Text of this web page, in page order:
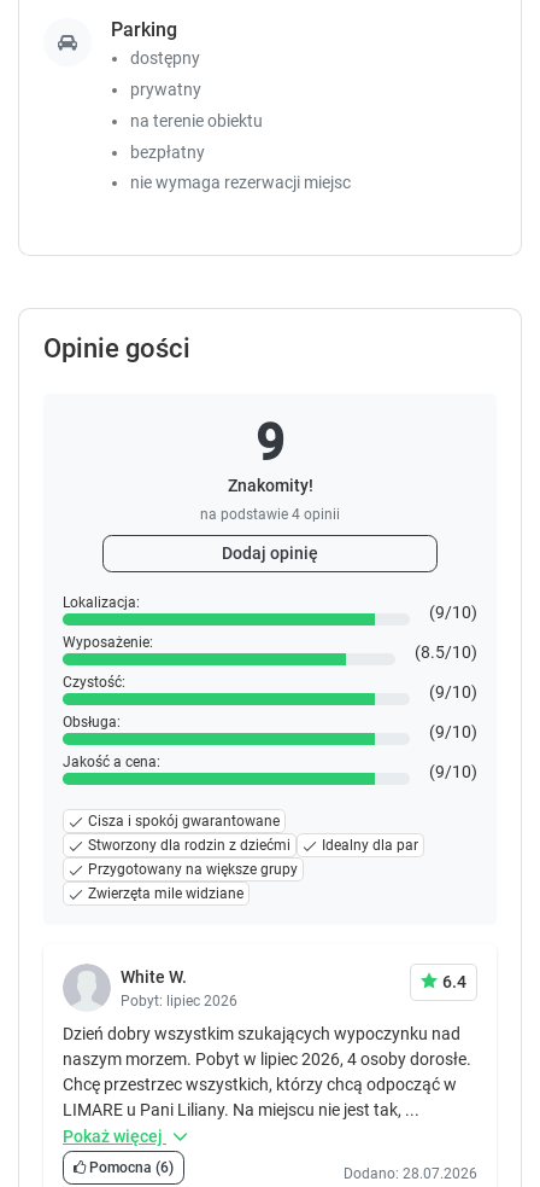
restauracje, kawiarnie, bary, stołówka – 50m basen -
100 m jazda konna - 600 m kort tenisowy - 100 m
poczta - 400 m centrum Dąbek - 400 m
Parking
dostępny
prywatny
na terenie obiektu
bezpłatny
nie wymaga rezerwacji miejsc
Opinie gości
9
Znakomity!
na podstawie 4 opinii
Dodaj opinię
Lokalizacja: (9/10)
Wyposażenie: (8.5/10)
Czystość: (9/10)
Obsługa: (9/10)
Jakość a cena: (9/10)
Cisza i spokój gwarantowane
Stworzony dla rodzin z dziećmi
Idealny dla par
Przygotowany na większe grupy
Zwierzęta mile widziane
White W.
Pobyt: lipiec 2026
6.4
Dzień dobry wszystkim szukających wypoczynku nad
naszym morzem. Pobyt w lipiec 2026, 4 osoby dorosłe.
Chcę przestrzec wszystkich, którzy chcą odpocząć w
LIMARE u Pani Liliany. Na miejscu nie jest tak, ...
Pokaż więcej
Pomocna (6) Dodano: 28.07.2026